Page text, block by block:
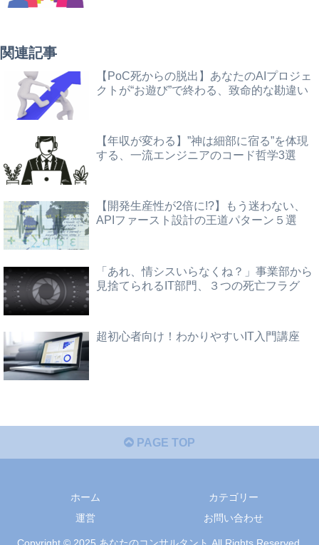
関連記事
【PoC死からの脱出】あなたのAIプロジェ
クトが“お遊び”で終わる、致命的な勘違い
【年収が変わる】”神は細部に宿る”を体現
する、一流エンジニアのコード哲学3選
【開発生産性が2倍に!?】もう迷わない、
APIファースト設計の王道パターン５選
「あれ、情シスいらなくね？」事業部から
見捨てられるIT部門、３つの死亡フラグ
超初心者向け！わかりやすいIT入門講座
PAGE TOP
ホーム
カテゴリー
運営
お問い合わせ
Copyright © 2025 あなたのコンサルタント All Rights Reserved.